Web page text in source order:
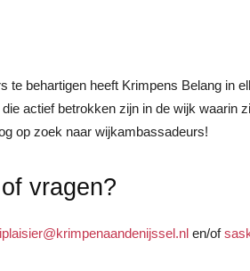
te behartigen heeft Krimpens Belang in
actief betrokken zijn in de wijk waarin
op zoek naar wijkambassadeurs!
vragen?
en/of